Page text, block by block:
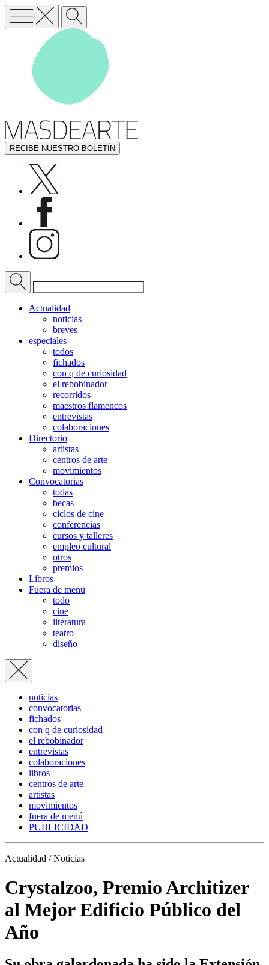
RECIBE NUESTRO BOLETÍN
Actualidad
noticias
breves
especiales
todos
fichados
con q de curiosidad
el rebobinador
recorridos
maestros flamencos
entrevistas
colaboraciones
Directorio
artistas
centros de arte
movimientos
Convocatorias
todas
becas
ciclos de cine
conferencias
cursos y talleres
empleo cultural
otros
premios
Libros
Fuera de menú
todo
cine
literatura
teatro
diseño
noticias
convocatorias
fichados
con q de curiosidad
el rebobinador
entrevistas
colaboraciones
libros
centros de arte
artistas
movimientos
fuera de menú
PUBLICIDAD
Actualidad / Noticias
Crystalzoo, Premio Architizer
al Mejor Edificio Público del
Año